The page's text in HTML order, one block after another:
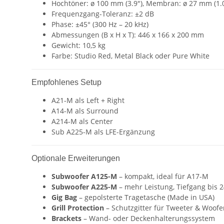
Hochtöner: ø 100 mm (3.9″), Membran: ø 27 mm
Frequenzgang-Toleranz: ±2 dB
Phase: ±45° (300 Hz – 20 kHz)
Abmessungen (B x H x T): 446 x 166 x 200 mm
Gewicht: 10,5 kg
Farbe: Studio Red, Metal Black oder Pure White
Empfohlenes Setup
A21-M als Left + Right
A14-M als Surround
A214-M als Center
Sub A225-M als LFE-Ergänzung
Optionale Erweiterungen
Subwoofer A125-M – kompakt, ideal für A17-M
Subwoofer A225-M – mehr Leistung, Tiefgang bis
Gig Bag – gepolsterte Tragetasche (Made in USA)
Grill Protection – Schutzgitter für Tweeter &
Brackets – Wand- oder Deckenhalterungssystem